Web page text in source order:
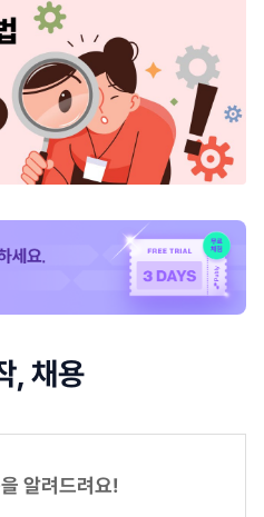
, 채용
알려드려요!